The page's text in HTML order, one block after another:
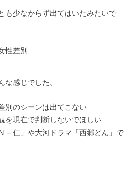
も少なからず出てはいたみたいで
性差別
な感じでした。
別のシーンは出てこない
を現在で判断しないでほしい
－仁」や大河ドラマ「西郷どん」で